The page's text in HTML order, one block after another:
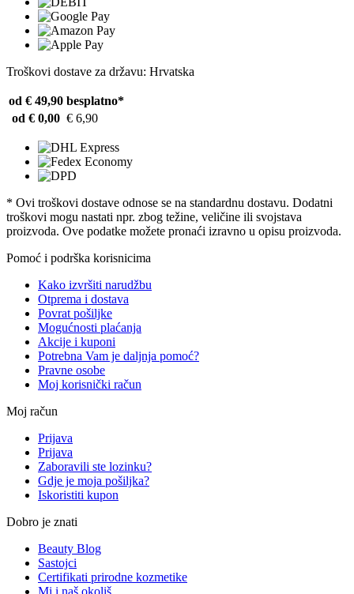
Troškovi dostave za državu: Hrvatska
od € 49,90 besplatno*
od € 0,00 € 6,90
* Ovi troškovi dostave odnose se na standardnu ​​dostavu. Dodatni
troškovi mogu nastati npr. zbog težine, veličine ili svojstava
proizvoda. Ove podatke možete pronaći izravno u opisu proizvoda.
Pomoć i podrška korisnicima
Kako izvršiti narudžbu
Otprema i dostava
Povrat pošiljke
Mogućnosti plaćanja
Akcije i kuponi
Potrebna Vam je daljnja pomoć?
Pravne osobe
Moj korisnički račun
Moj račun
Prijava
Prijava
Zaboravili ste lozinku?
Gdje je moja pošiljka?
Iskoristiti kupon
Dobro je znati
Beauty Blog
Sastojci
Certifikati prirodne kozmetike
Mi i naš okoliš